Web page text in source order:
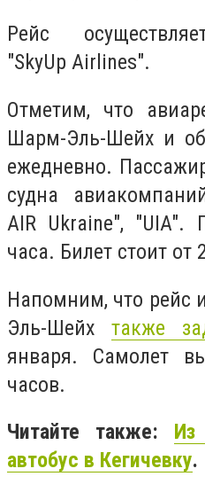
Рейс
"SkyUp Airlines".
Отметим, что
Шарм-Эль-Шейх и
ежедневно.
судна
AIR Ukraine", "UIA".
часа. Билет стоит от
Напомним, что рейс
Эль-Шейхтакже
января. Самолет
часов.
Читайте также: Из
автобус в Кегичевку.